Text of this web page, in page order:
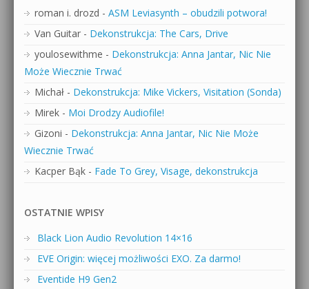
roman i. drozd - ASM Leviasynth – obudzili potwora!
Van Guitar - Dekonstrukcja: The Cars, Drive
youlosewithme - Dekonstrukcja: Anna Jantar, Nic Nie
Może Wiecznie Trwać
Michał - Dekonstrukcja: Mike Vickers, Visitation (Sonda)
Mirek - Moi Drodzy Audiofile!
Gizoni - Dekonstrukcja: Anna Jantar, Nic Nie Może
Wiecznie Trwać
Kacper Bąk - Fade To Grey, Visage, dekonstrukcja
OSTATNIE WPISY
Black Lion Audio Revolution 14×16
EVE Origin: więcej możliwości EXO. Za darmo!
Eventide H9 Gen2